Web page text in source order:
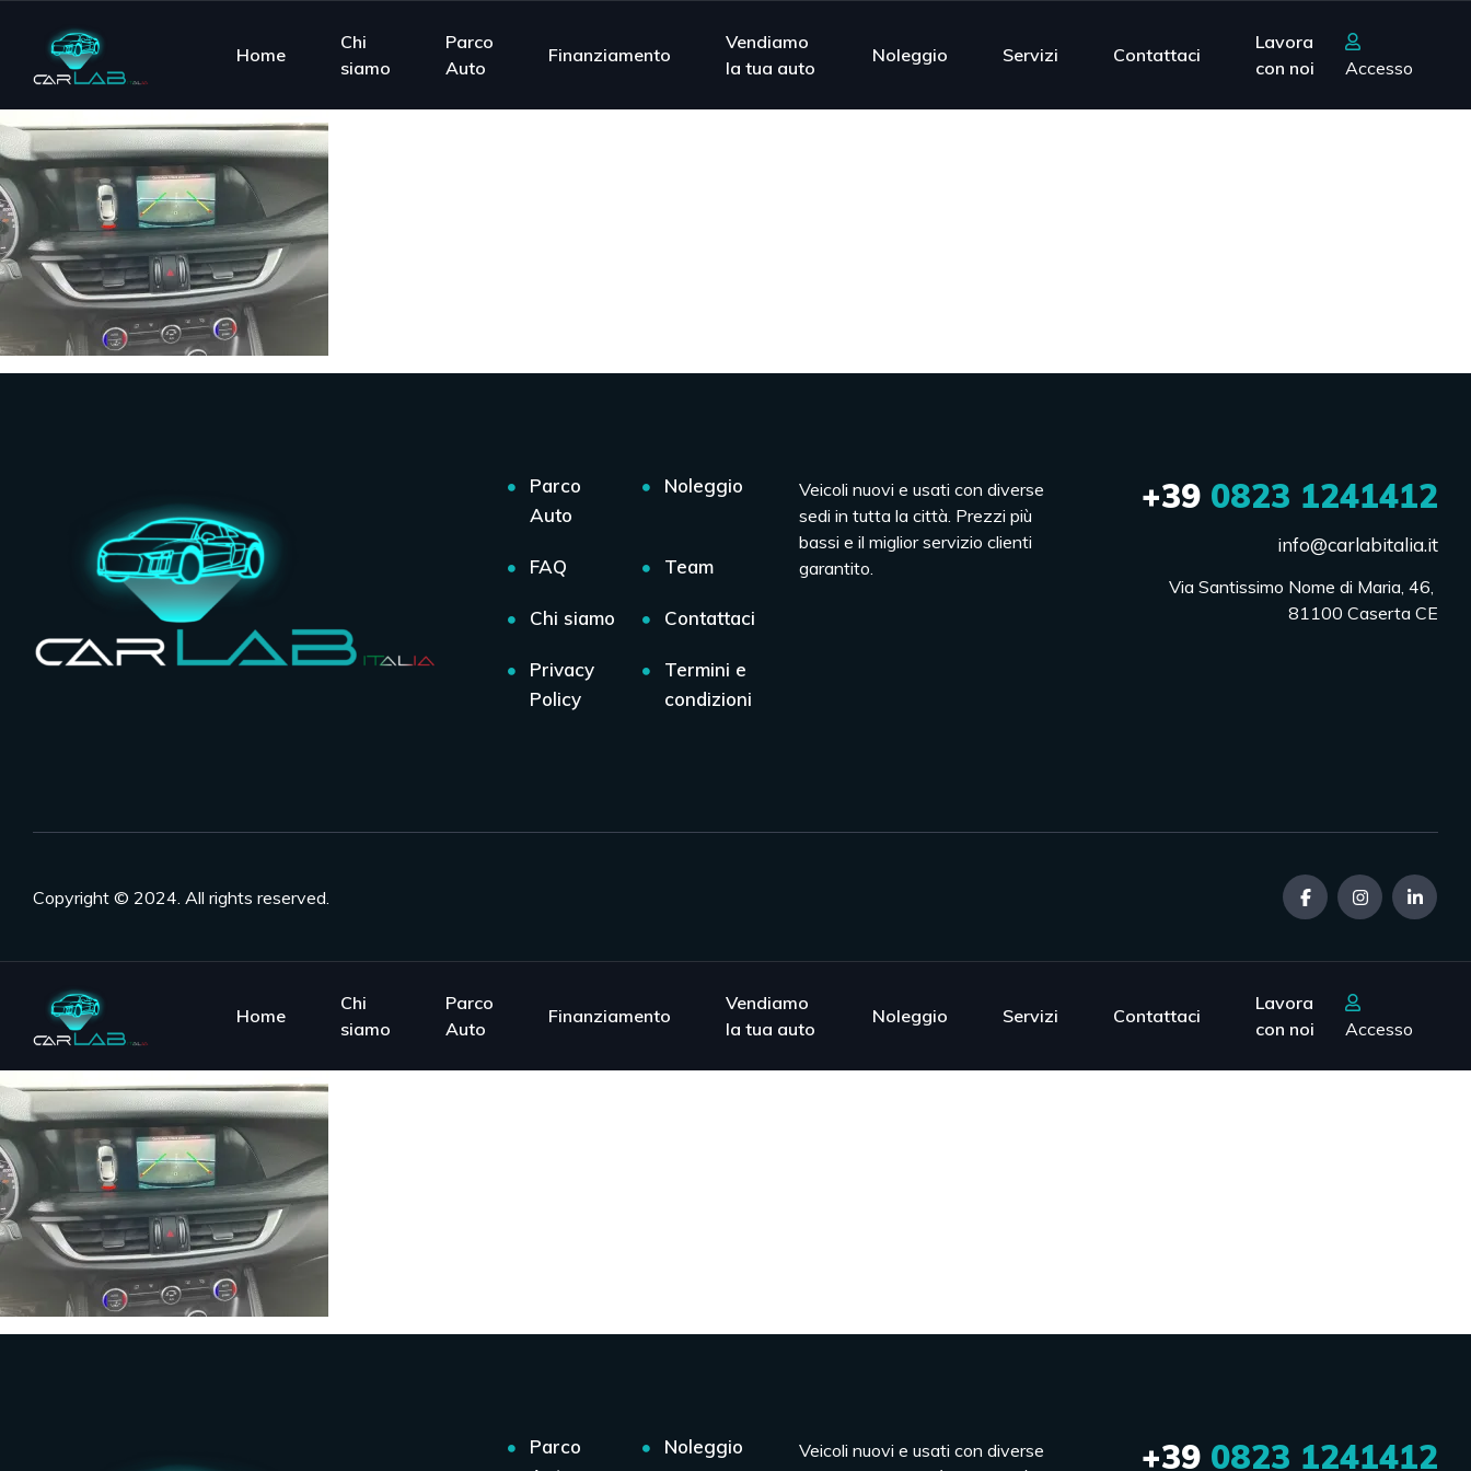
Home
Chi
siamo
Parco
Auto
Finanziamento
Vendiamo
la tua auto
Noleggio Servizi Contattaci
Lavora
con noi
Accesso
Parco
Auto
Noleggio
FAQ Team
Chi siamo Contattaci
Privacy
Policy
Termini e
condizioni
Veicoli nuovi e usati con diverse
sedi in tutta la città. Prezzi più
bassi e il miglior servizio clienti
garantito.
+390823 1241412
info@carlabitalia.it
Via Santissimo Nome di Maria, 46,
81100 Caserta CE
Copyright © 2024. All rights reserved.
Home
Chi
siamo
Parco
Auto
Finanziamento
Vendiamo
la tua auto
Noleggio Servizi Contattaci
Lavora
con noi
Accesso
Parco
Noleggio
Veicoli nuovi e usati con diverse
+390823 1241412